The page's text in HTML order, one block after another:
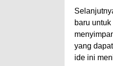
baru
yang
ide ini